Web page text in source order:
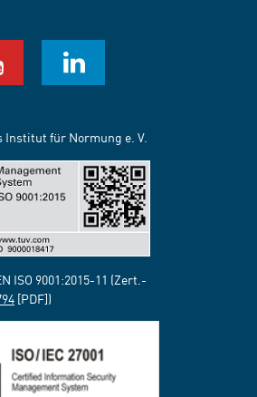
Institut für Normung e. V.
ISO 9001:2015-11 (Zert.-
[PDF])